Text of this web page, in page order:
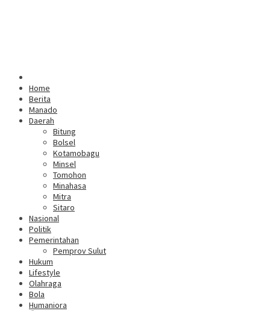
Home
Berita
Manado
Daerah
Bitung
Bolsel
Kotamobagu
Minsel
Tomohon
Minahasa
Mitra
Sitaro
Nasional
Politik
Pemerintahan
Pemprov Sulut
Hukum
Lifestyle
Olahraga
Bola
Humaniora